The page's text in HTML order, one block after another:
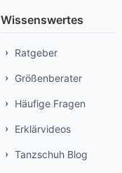
Wissenswertes
Ratgeber
Größenberater
Häufige Fragen
Erklärvideos
Tanzschuh Blog